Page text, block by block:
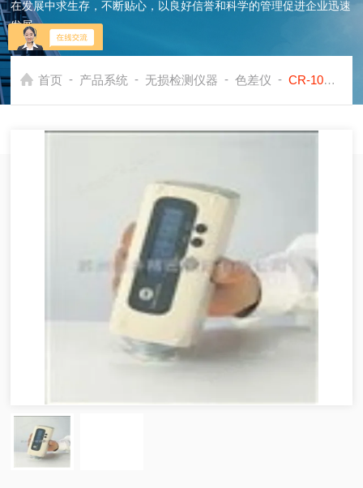
在发展中求生存，不断贴心，以良好信誉和科学的管理促进企业迅速
发展
首页 - 产品系统 - 无损检测仪器 - 色差仪 - CR-10美能达色差计